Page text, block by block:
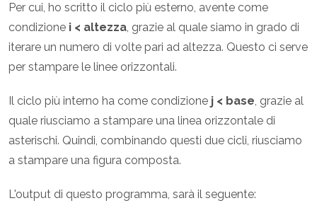
Per cui, ho scritto il ciclo più esterno, avente come
condizione i < altezza, grazie al quale siamo in grado di
iterare un numero di volte pari ad altezza. Questo ci serve
per stampare le linee orizzontali.
Il ciclo più interno ha come condizione j < base, grazie al
quale riusciamo a stampare una linea orizzontale di
asterischi. Quindi, combinando questi due cicli, riusciamo
a stampare una figura composta.
L'output di questo programma, sarà il seguente: